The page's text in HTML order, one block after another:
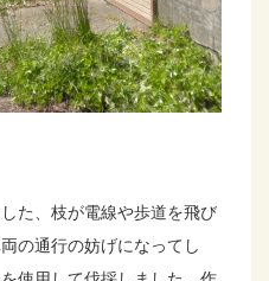
た、枝が電線や歩道を飛び
の通行の妨げになってし